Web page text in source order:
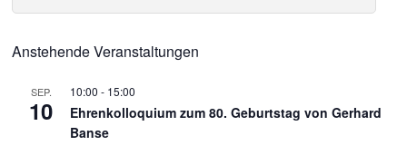
Anstehende Veranstaltungen
SEP.
10
10:00 - 15:00
Ehrenkolloquium zum 80. Geburtstag von Gerhard
Banse